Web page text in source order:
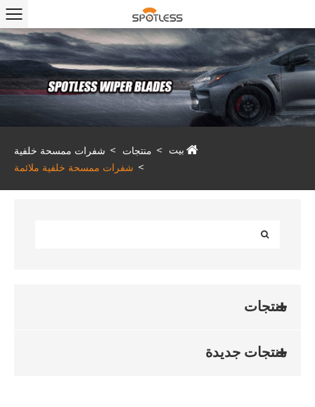
بيت منتجات
شفرات ممسحة خلفية
شفرات ممسحة خلفية ملائمة
منتجات
منتجات جديدة